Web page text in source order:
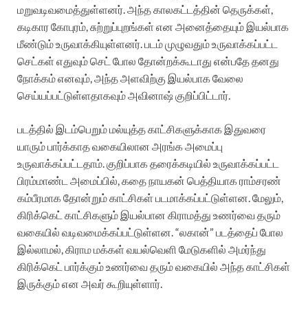
மறுவடிவமைத்துள்ளனர். அந்த காலகட்டத்தின் தெருக்கள்,
கடிகார கோபுரம், சுற்றுப்புறங்கள் என அனைத்தையும் இயல்பாக
மீண்டும் உருவாக்கியுள்ளனர். படம் முழுவதும் உருவாக்கப்பட்ட
செட்கள் எதுவும் செட் போல தோன்றக்கூடாது என்பதே தனது
நோக்கம் எனவும், அந்த அளவிற்கு இயல்பாக வேலை
செய்யப்பட்டுள்ளதாகவும் அவினாஷ் குறிப்பிட்டார்.
படத்தில் இடம்பெறும் மல்யுத்த காட்சிகளுக்காக இதுவரை
யாரும் பார்க்காத வகையிலான அரங்க அமைப்பு
உருவாக்கப்பட்டதாம். குறிப்பாக தரைக்கடியில் உருவாக்கப்பட்ட
பிரம்மாண்ட அமைப்பில், கதை நாயகன் பெத்தியாக ராம்சரண்
கம்பீரமாக தோன்றும் காட்சிகள் படமாக்கப்பட்டுள்ளன. மேலும்,
கிரிக்கெட் காட்சிகளும் இயல்பான கிராமத்து உணர்வை தரும்
வகையில் வடிவமைக்கப்பட்டுள்ளன. “லகான்” படத்தைப் போல
இல்லாமல், கிராம மக்கள் வயல்வெளி மேடுகளில் அமர்ந்து
கிரிக்கெட் பார்க்கும் உணர்வை தரும் வகையில் அந்த காட்சிகள்
இருக்கும் என அவர் கூறியுள்ளார்.